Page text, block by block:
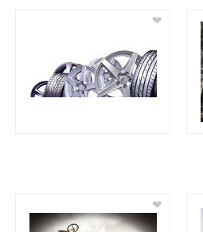
❤
❤